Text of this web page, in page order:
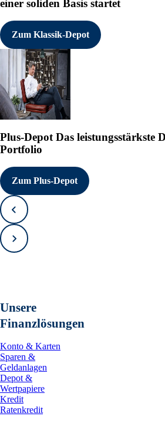
einer soliden Basis startet
Zum Klassik-Depot
Plus-Depot Das leistungsstärkste
Portfolio
Zum Plus-Depot
Zurück
Vorwärts
Unsere
Finanzlösungen
Konto & Karten
Sparen &
Geldanlagen
Depot &
Wertpapiere
Kredit
Ratenkredit